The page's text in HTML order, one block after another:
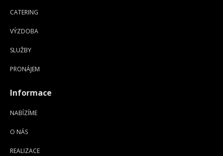
CATERING
VÝZDOBA
SLUŽBY
PRONÁJEM
Informace
NABÍZÍME
O NÁS
REALIZACE